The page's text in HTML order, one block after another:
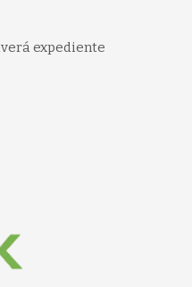
expediente